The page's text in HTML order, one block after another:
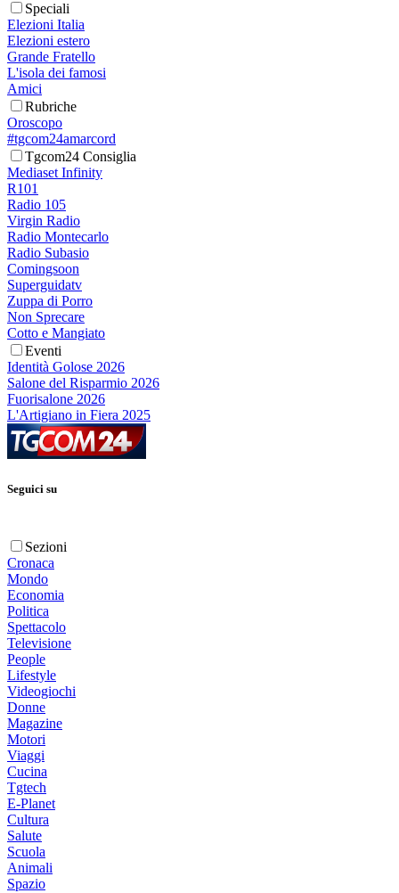
Speciali
Elezioni Italia
Elezioni estero
Grande Fratello
L'isola dei famosi
Amici
Rubriche
Oroscopo
#tgcom24amarcord
Tgcom24 Consiglia
Mediaset Infinity
R101
Radio 105
Virgin Radio
Radio Montecarlo
Radio Subasio
Comingsoon
Superguidatv
Zuppa di Porro
Non Sprecare
Cotto e Mangiato
Eventi
Identità Golose 2026
Salone del Risparmio 2026
Fuorisalone 2026
L'Artigiano in Fiera 2025
Seguici su
Sezioni
Cronaca
Mondo
Economia
Politica
Spettacolo
Televisione
People
Lifestyle
Videogiochi
Donne
Magazine
Motori
Viaggi
Cucina
Tgtech
E-Planet
Cultura
Salute
Scuola
Animali
Spazio